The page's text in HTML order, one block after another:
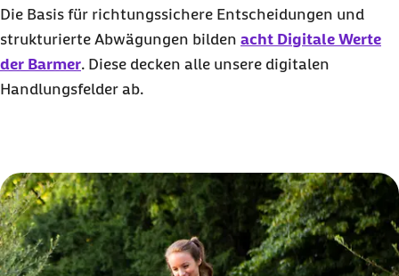
Die Basis für richtungssichere Entscheidungen und
strukturierte Abwägungen bilden acht Digitale Werte
der Barmer. Diese decken alle unsere digitalen
Handlungsfelder ab.